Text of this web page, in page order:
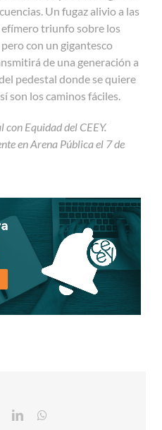
Un fugaz alivio a las
triunfo sobre los
con un gigantesco
de una generación a
pedestal donde se quiere
son los caminos fáciles.
Equidad del CEEY.
en Arena Pública el 7 de
LinkedinWhatsapp